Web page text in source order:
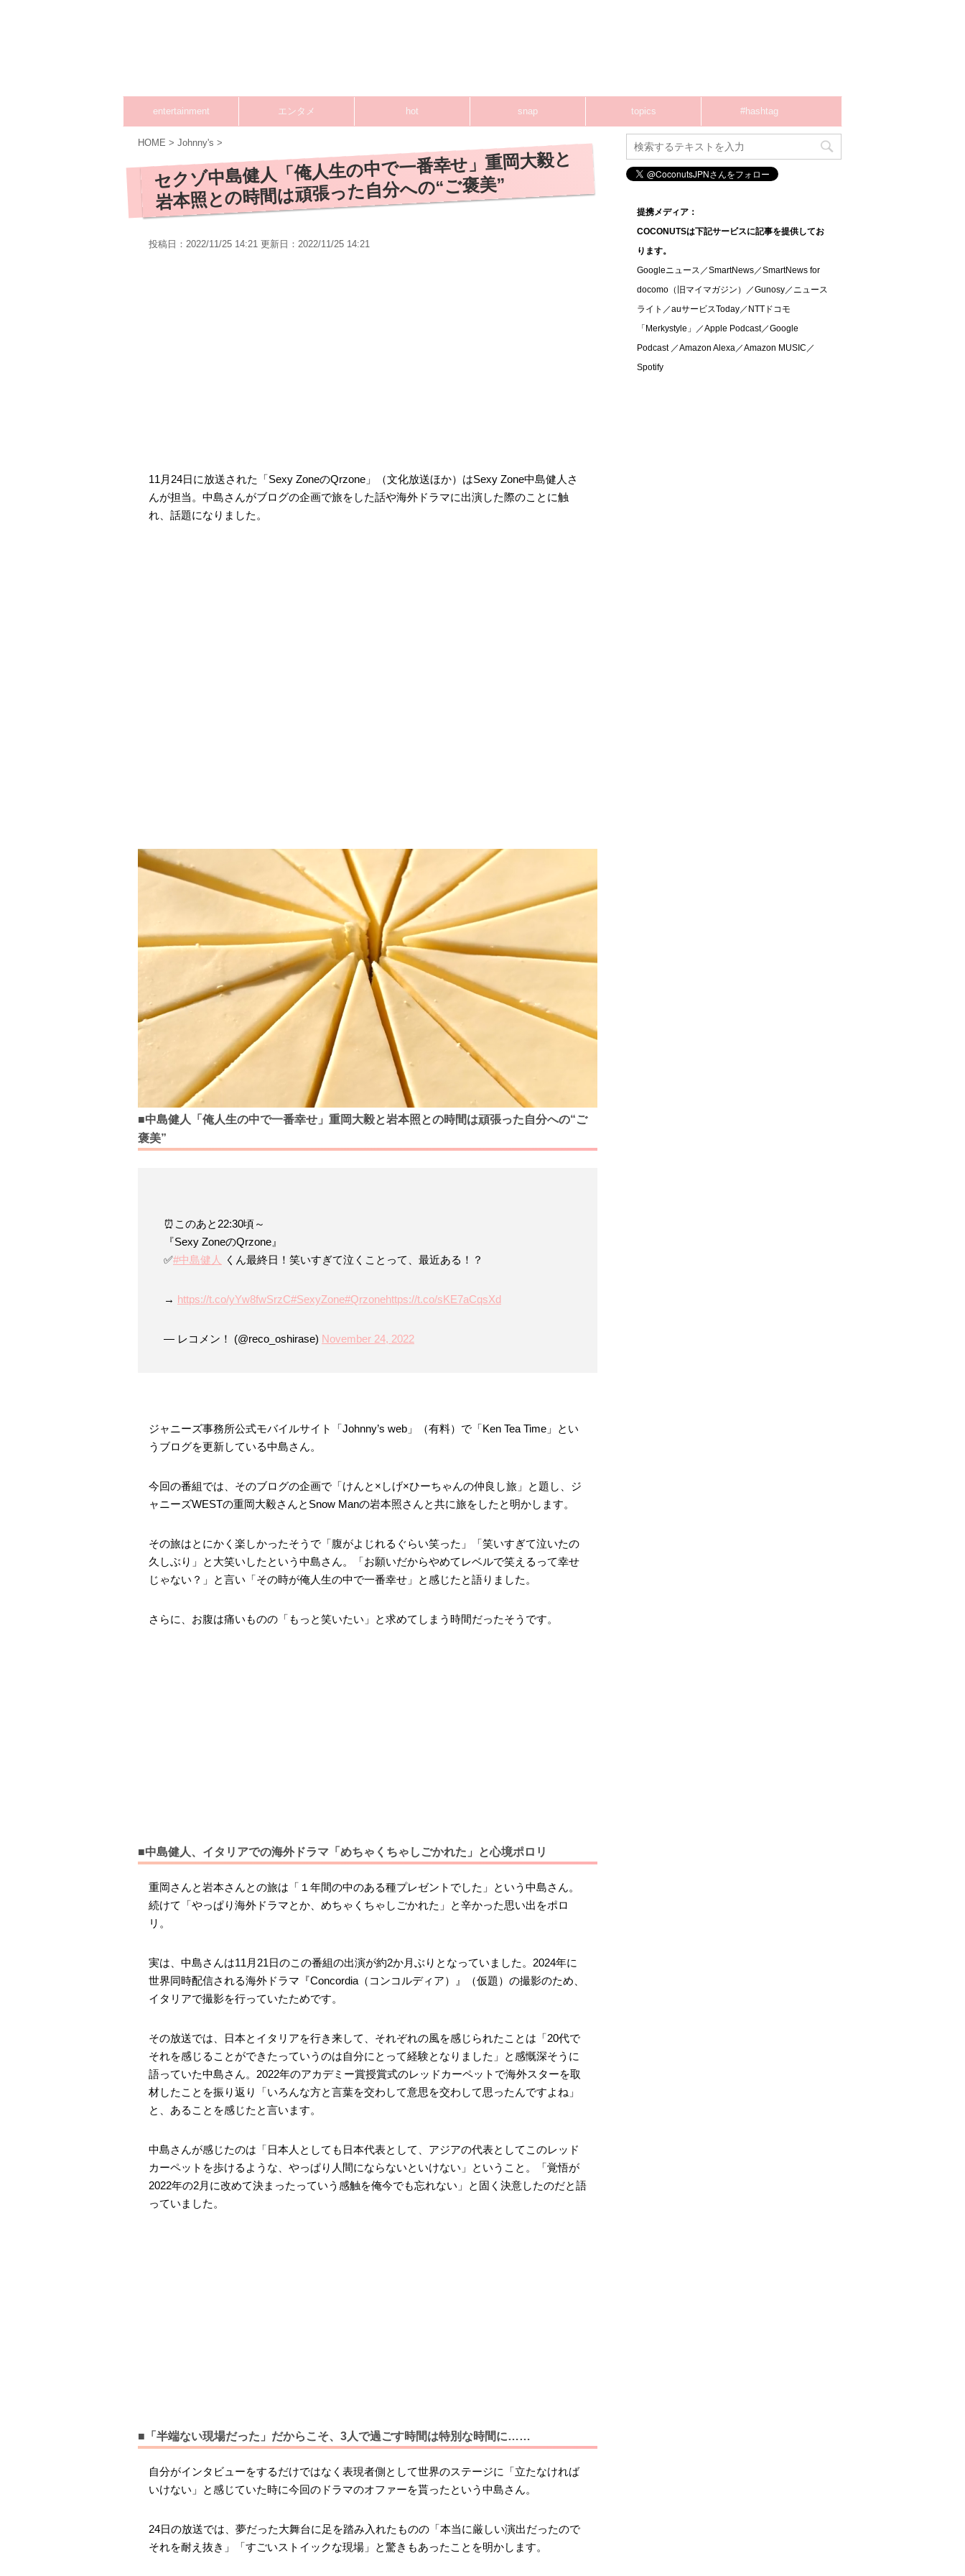
entertainment エンタメ hot snap topics #hashtag
HOME > Johnny's >
セクゾ中島健人「俺人生の中で一番幸せ」重岡大毅と
岩本照との時間は頑張った自分への“ご褒美”
投稿日：2022/11/25 14:21 更新日： 2022/11/25 14:21
11月24日に放送された「Sexy ZoneのQrzone」（文化放送ほか）はSexy Zone中島健人さ
んが担当。中島さんがブログの企画で旅をした話や海外ドラマに出演した際のことに触
れ、話題になりました。
■中島健人「俺人生の中で一番幸せ」重岡大毅と岩本照との時間は頑張った自分への“ご
褒美”
⏰このあと22:30頃～
『Sexy ZoneのQrzone』
✅#中島健人 くん最終日！笑いすぎて泣くことって、最近ある！？
→ https://t.co/yYw8fwSrzC#SexyZone#Qrzonehttps://t.co/sKE7aCqsXd
— レコメン！ (@reco_oshirase) November 24, 2022
ジャニーズ事務所公式モバイルサイト「Johnny’s web」（有料）で「Ken Tea Time」とい
うブログを更新している中島さん。
今回の番組では、そのブログの企画で「けんと×しげ×ひーちゃんの仲良し旅」と題し、ジ
ャニーズWESTの重岡大毅さんとSnow Manの岩本照さんと共に旅をしたと明かします。
その旅はとにかく楽しかったそうで「腹がよじれるぐらい笑った」「笑いすぎて泣いたの
久しぶり」と大笑いしたという中島さん。「お願いだからやめてレベルで笑えるって幸せ
じゃない？」と言い「その時が俺人生の中で一番幸せ」と感じたと語りました。
さらに、お腹は痛いものの「もっと笑いたい」と求めてしまう時間だったそうです。
■中島健人、イタリアでの海外ドラマ「めちゃくちゃしごかれた」と心境ポロリ
重岡さんと岩本さんとの旅は「１年間の中のある種プレゼントでした」という中島さん。
続けて「やっぱり海外ドラマとか、めちゃくちゃしごかれた」と辛かった思い出をポロ
リ。
実は、中島さんは11月21日のこの番組の出演が約2か月ぶりとなっていました。2024年に
世界同時配信される海外ドラマ『Concordia（コンコルディア）』（仮題）の撮影のため、
イタリアで撮影を行っていたためです。
その放送では、日本とイタリアを行き来して、それぞれの風を感じられたことは「20代で
それを感じることができたっていうのは自分にとって経験となりました」と感慨深そうに
語っていた中島さん。2022年のアカデミー賞授賞式のレッドカーペットで海外スターを取
材したことを振り返り「いろんな方と言葉を交わして意思を交わして思ったんですよね」
と、あることを感じたと言います。
中島さんが感じたのは「日本人としても日本代表として、アジアの代表としてこのレッド
カーペットを歩けるような、やっぱり人間にならないといけない」ということ。「覚悟が
2022年の2月に改めて決まったっていう感触を俺今でも忘れない」と固く決意したのだと語
っていました。
■「半端ない現場だった」だからこそ、3人で過ごす時間は特別な時間に……
自分がインタビューをするだけではなく表現者側として世界のステージに「立たなければ
いけない」と感じていた時に今回のドラマのオファーを貰ったという中島さん。
24日の放送では、夢だった大舞台に足を踏み入れたものの「本当に厳しい演出だったので
それを耐え抜き」「すごいストイックな現場」と驚きもあったことを明かします。
提携メディア：
COCONUTSは下記サービスに記事を提供してお
ります。
Googleニュース／SmartNews／SmartNews for
docomo（旧マイマガジン）／Gunosy／ニュース
ライト／auサービスToday／NTTドコモ
「Merkystyle」／Apple Podcast／Google
Podcast ／Amazon Alexa／Amazon MUSIC／
Spotify